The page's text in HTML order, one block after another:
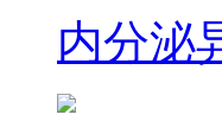
内分泌